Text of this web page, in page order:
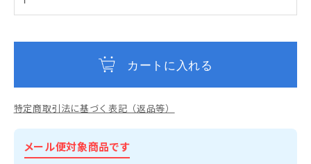
カートに入れる
特定商取引法に基づく表記（返品等）
メール便対象商品です